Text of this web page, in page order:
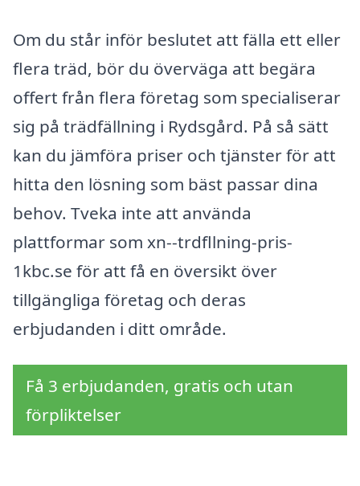
Om du står inför beslutet att fälla ett eller
flera träd, bör du överväga att begära
offert från flera företag som specialiserar
sig på trädfällning i Rydsgård. På så sätt
kan du jämföra priser och tjänster för att
hitta den lösning som bäst passar dina
behov. Tveka inte att använda
plattformar som xn--trdfllning-pris-
1kbc.se för att få en översikt över
tillgängliga företag och deras
erbjudanden i ditt område.
Få 3 erbjudanden, gratis och utan
förpliktelser